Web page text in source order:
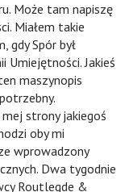
Może tam napiszę
Miałem takie
gdy Spór był
Umiejętności. Jakieś
maszynopis
strony jakiegoś
oby mi
wprowadzony
Dwa tygodnie
Routlegde &